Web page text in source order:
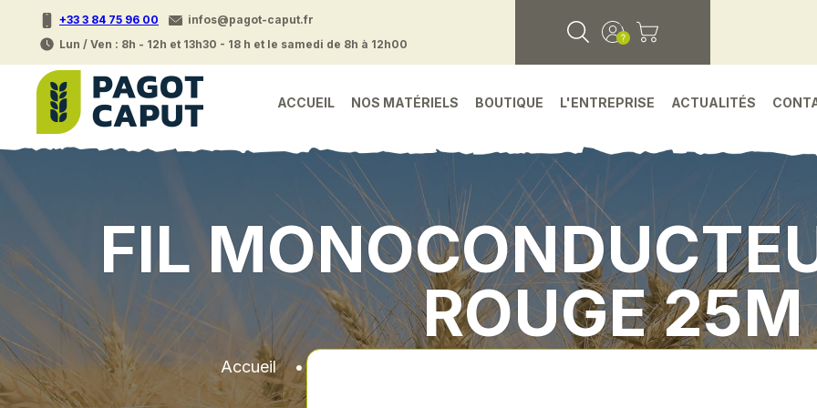
+33 3 84 75 96 00
infos@pagot-caput.fr
Lun / Ven : 8h - 12h et 13h30 - 18 h et le samedi de 8h à 12h00
ACCUEIL NOS MATÉRIELS BOUTIQUE L'ENTREPRISE ACTUALITÉS
FIL
ROUGE 25M
Accueil• Fil